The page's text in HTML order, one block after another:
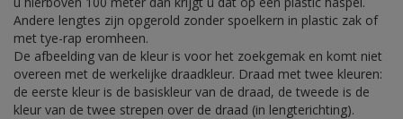
Andere lengtes zijn opgerold zonder spoelkern in plastic zak of
met tye-rap eromheen.
De afbeelding van de kleur is voor het zoekgemak en komt niet
overeen met de werkelijke draadkleur. Draad met twee kleuren:
de eerste kleur is de basiskleur van de draad, de tweede is de
kleur van de twee strepen over de draad (in lengterichting).